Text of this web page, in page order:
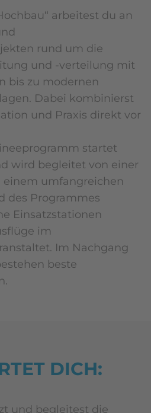
arbeitest du an
rund um die
und -verteilung mit
bis zu modernen
Dabei kombinierst
und Praxis direkt vor
startet
wird begleitet von einer
einem umfangreichen
des Programmes
Einsatzstationen
im
Im Nachgang
beste
DICH:
und begleitest die